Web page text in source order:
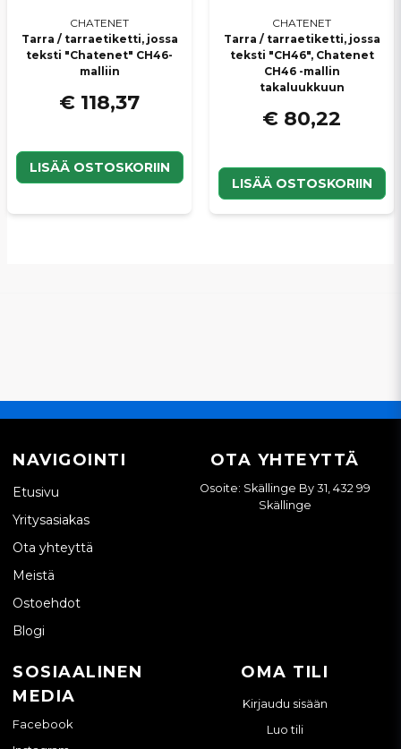
CHATENET
Tarra / tarraetiketti, jossa
teksti "Chatenet" CH46-
malliin
€ 118,37
LISÄÄ OSTOSKORIIN
CHATENET
Tarra / tarraetiketti, jossa
teksti "CH46", Chatenet
CH46 -mallin
takaluukkuun
€ 80,22
LISÄÄ OSTOSKORIIN
NAVIGOINTI
Etusivu
Yritysasiakas
Ota yhteyttä
Meistä
Ostoehdot
Blogi
OTA YHTEYTTÄ
Osoite: Skällinge By 31, 432 99
Skällinge
SOSIAALINEN
MEDIA
Facebook
OMA TILI
Kirjaudu sisään
Luo tili